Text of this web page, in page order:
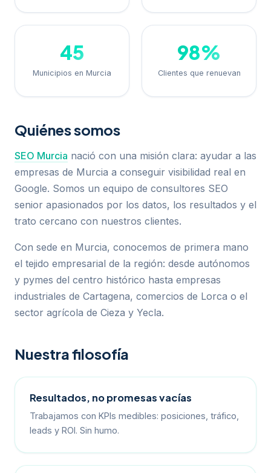
45
Municipios en Murcia
98%
Clientes que renuevan
Quiénes somos
SEO Murcia nació con una misión clara: ayudar a las
empresas de Murcia a conseguir visibilidad real en
Google. Somos un equipo de consultores SEO
senior apasionados por los datos, los resultados y el
trato cercano con nuestros clientes.
Con sede en Murcia, conocemos de primera mano
el tejido empresarial de la región: desde autónomos
y pymes del centro histórico hasta empresas
industriales de Cartagena, comercios de Lorca o el
sector agrícola de Cieza y Yecla.
Nuestra filosofía
Resultados, no promesas vacías
Trabajamos con KPIs medibles: posiciones, tráfico,
leads y ROI. Sin humo.